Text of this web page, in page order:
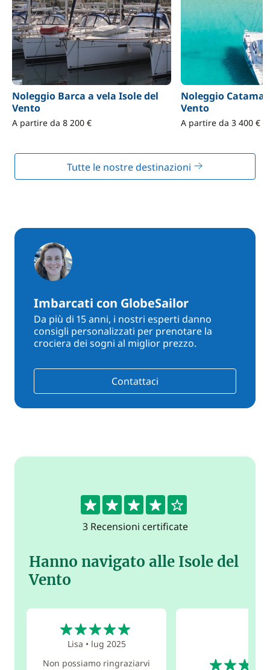
Noleggio Barca a vela Isole del
Vento
A partire da 8 200 €
Noleggio
Vento
A partire da 3 400 €
Tutte le nostre destinazioni
Imbarcati con GlobeSailor
Da più di 15 anni, i nostri esperti danno
consigli personalizzati per prenotare la
crociera dei sogni al miglior prezzo.
Contattaci
4
3 Recensioni certificate
Hanno navigato alle Isole del
Vento
Lisa • lug 2025
Non possiamo ringraziarvi